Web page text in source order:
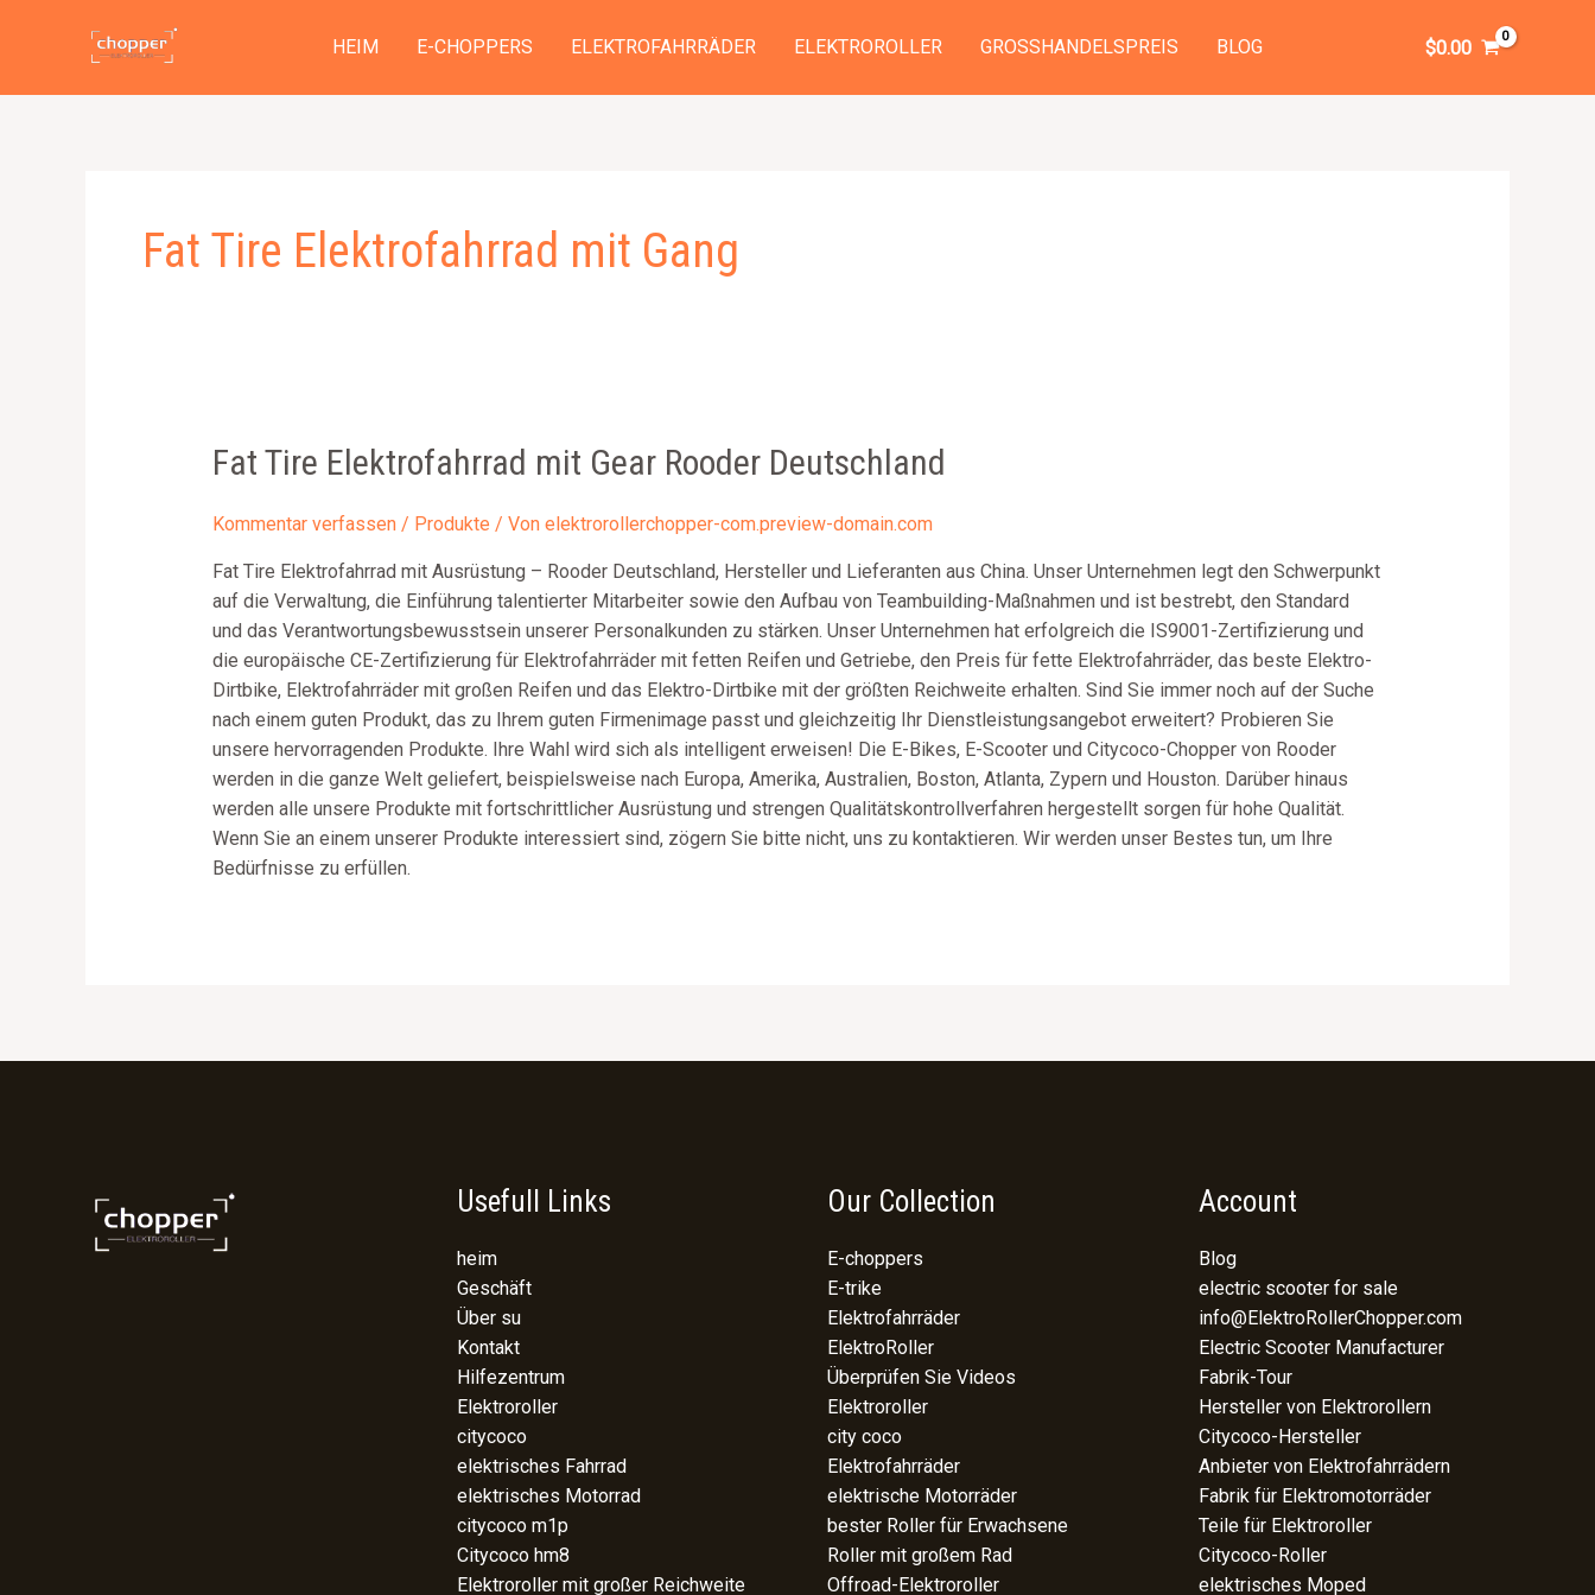
HEIM E-CHOPPERS ELEKTROFAHRRÄDER ELEKTROROLLER GROSSHANDELSPREIS BLOG $0.00
Fat Tire Elektrofahrrad mit Gang
Fat Tire Elektrofahrrad mit Gear Rooder Deutschland
Kommentar verfassen / Produkte / Von elektrorollerchopper-com.preview-domain.com
Fat Tire Elektrofahrrad mit Ausrüstung – Rooder Deutschland, Hersteller und Lieferanten aus China. Unser Unternehmen legt den Schwerpunkt
auf die Verwaltung, die Einführung talentierter Mitarbeiter sowie den Aufbau von Teambuilding-Maßnahmen und ist bestrebt, den Standard
und das Verantwortungsbewusstsein unserer Personalkunden zu stärken. Unser Unternehmen hat erfolgreich die IS9001-Zertifizierung und
die europäische CE-Zertifizierung für Elektrofahrräder mit fetten Reifen und Getriebe, den Preis für fette Elektrofahrräder, das beste Elektro-
Dirtbike, Elektrofahrräder mit großen Reifen und das Elektro-Dirtbike mit der größten Reichweite erhalten. Sind Sie immer noch auf der Suche
nach einem guten Produkt, das zu Ihrem guten Firmenimage passt und gleichzeitig Ihr Dienstleistungsangebot erweitert? Probieren Sie
unsere hervorragenden Produkte. Ihre Wahl wird sich als intelligent erweisen! Die E-Bikes, E-Scooter und Citycoco-Chopper von Rooder
werden in die ganze Welt geliefert, beispielsweise nach Europa, Amerika, Australien, Boston, Atlanta, Zypern und Houston. Darüber hinaus
werden alle unsere Produkte mit fortschrittlicher Ausrüstung und strengen Qualitätskontrollverfahren hergestellt sorgen für hohe Qualität.
Wenn Sie an einem unserer Produkte interessiert sind, zögern Sie bitte nicht, uns zu kontaktieren. Wir werden unser Bestes tun, um Ihre
Bedürfnisse zu erfüllen.
Usefull Links
heim
Geschäft
Über su
Kontakt
Hilfezentrum
Elektroroller
citycoco
elektrisches Fahrrad
elektrisches Motorrad
citycoco m1p
Citycoco hm8
Elektroroller mit großer Reichweite
Our Collection
E-choppers
E-trike
Elektrofahrräder
ElektroRoller
Überprüfen Sie Videos
Elektroroller
city coco
Elektrofahrräder
elektrische Motorräder
bester Roller für Erwachsene
Roller mit großem Rad
Offroad-Elektroroller
Account
Blog
electric scooter for sale
info@ElektroRollerChopper.com
Electric Scooter Manufacturer
Fabrik-Tour
Hersteller von Elektrorollern
Citycoco-Hersteller
Anbieter von Elektrofahrrädern
Fabrik für Elektromotorräder
Teile für Elektroroller
Citycoco-Roller
elektrisches Moped